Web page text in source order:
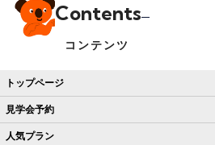
Contents
コンテンツ
トップページ
見学会予約
人気プラン